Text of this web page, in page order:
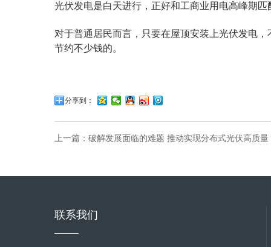
光伏发电是白天进行，正好和工商业用电高峰期
对于普通居民而言，只要在屋顶安装上光伏发电
节约不少钱的。
分享到：
上一篇： 破解发展面临的难题 推动实现分布式光伏高质量
联系我们